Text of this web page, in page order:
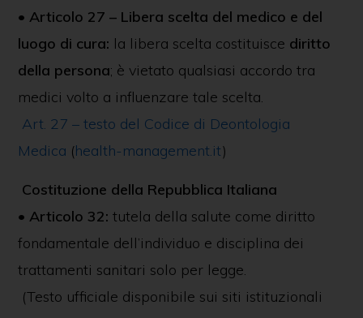
• Articolo 27 – Libera scelta del medico e del
luogo di cura: la libera scelta costituisce diritto
della persona; è vietato qualsiasi accordo tra
medici volto a influenzare tale scelta.
Art. 27 – testo del Codice di Deontologia
Medica (health-management.it)
Costituzione della Repubblica Italiana
• Articolo 32: tutela della salute come diritto
fondamentale dell’individuo e disciplina dei
trattamenti sanitari solo per legge.
(Testo ufficiale disponibile sui siti istituzionali